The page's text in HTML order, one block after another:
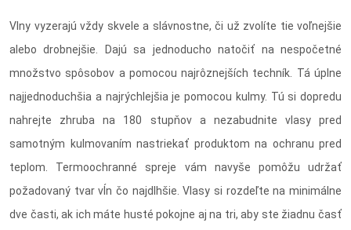
Vlny vyzerajú vždy skvele a slávnostne, či už zvolíte tie voľnejšie
alebo drobnejšie. Dajú sa jednoducho natočiť na nespočetné
množstvo spôsobov a pomocou najrôznejších techník. Tá úplne
najjednoduchšia a najrýchlejšia je pomocou kulmy. Tú si dopredu
nahrejte zhruba na 180 stupňov a nezabudnite vlasy pred
samotným kulmovaním nastriekať produktom na ochranu pred
teplom. Termoochranné spreje vám navyše pomôžu udržať
požadovaný tvar vĺn čo najdlhšie. Vlasy si rozdeľte na minimálne
dve časti, ak ich máte husté pokojne aj na tri, aby ste žiadnu časť